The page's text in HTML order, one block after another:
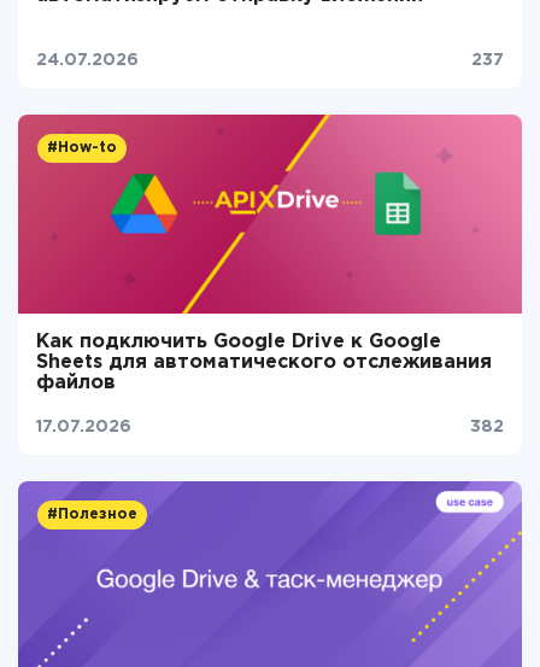
24.07.2026 237
#How-to
Как подключить Google Drive к Google
Sheets для автоматического отслеживания
файлов
17.07.2026 382
#Полезное